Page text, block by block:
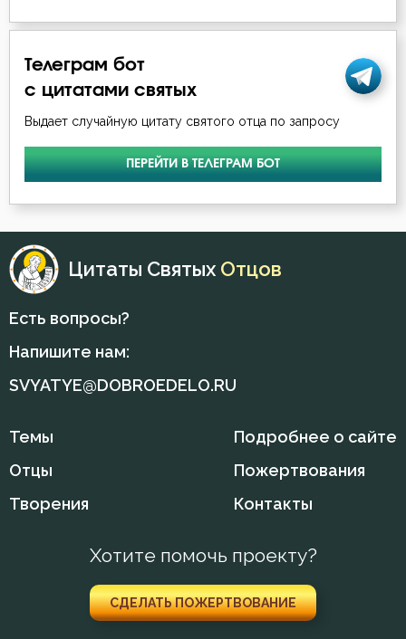
Телеграм бот
с цитатами святых
Выдает случайную цитату святого отца по запросу
ПЕРЕЙТИ В ТЕЛЕГРАМ БОТ
Цитаты Святых Отцов
Есть вопросы?
Напишите нам:
SVYATYE@DOBROEDELO.RU
Темы
Отцы
Творения
Подробнее о сайте
Пожертвования
Контакты
Хотите помочь проекту?
СДЕЛАТЬ ПОЖЕРТВОВАНИЕ